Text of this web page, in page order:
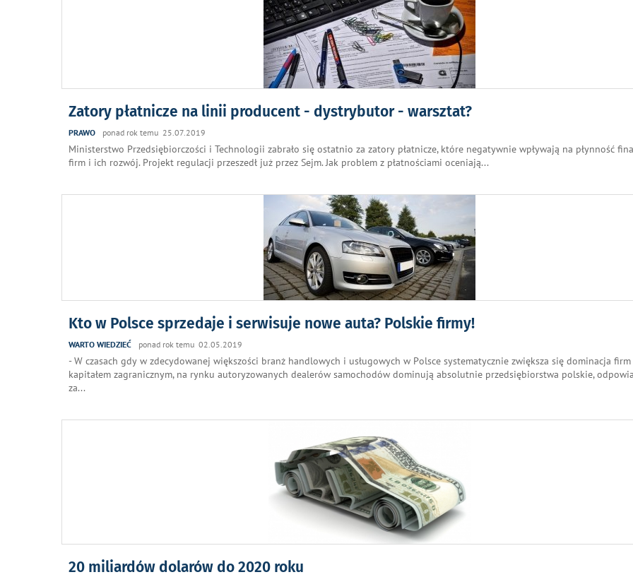
Zatory płatnicze na linii producent - dystrybutor - warsztat?
PRAWO ponad rok temu 25.07.2019
Ministerstwo Przedsiębiorczości i Technologii zabrało się ostatnio za zatory płatnicze, które negatywnie wpływają na płynność
firm i ich rozwój. Projekt regulacji przeszedł już przez Sejm. Jak problem z płatnościami oceniają...
Kto w Polsce sprzedaje i serwisuje nowe auta? Polskie firmy!
WARTO WIEDZIEĆ ponad rok temu 02.05.2019
- W czasach gdy w zdecydowanej większości branż handlowych i usługowych w Polsce systematycznie zwiększa się dominacja firm
kapitałem zagranicznym, na rynku autoryzowanych dealerów samochodów dominują absolutnie przedsiębiorstwa polskie,
za...
20 miliardów dolarów do 2020 roku